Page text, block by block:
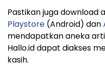
Pastikan juga download
Playstore (Android) dan
mendapatkan aneka
Hallo.id dapat diakses
kasih.